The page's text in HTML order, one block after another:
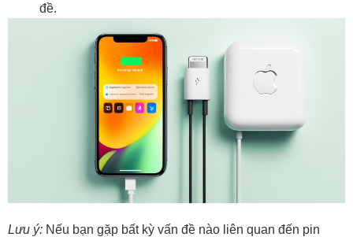
đề.
Lưu ý: Nếu bạn gặp bất kỳ vấn đề nào liên quan đến pin